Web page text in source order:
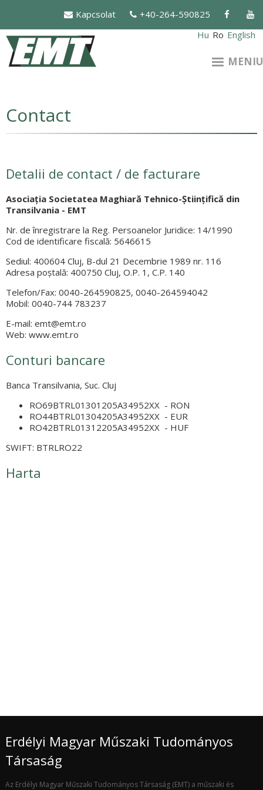
conţinutul
principal
Kapcsolat
+40-264-590825
Hu Ro English
MENIU
Contact
Detalii de contact / de facturare
Asociaţia Societatea Maghiară Tehnico-Ştiinţifică din
Transilvania - EMT
Nr. de înregistrare la Reg. Persoanelor Juridice: 14/1990
Cod de identificare fiscală: 5646615
Sediul: 400604 Cluj, B-dul 21 Decembrie 1989 nr. 116
Adresa poştală: 400750 Cluj, O.P. 1, C.P. 140
Telefon/Fax: 0040-264590825, 0040-264594042
Mobil: 0040-744 783237
E-mail: emt@emt.ro
Web: www.emt.ro
Conturi bancare
Banca Transilvania, Suc. Cluj
RO69BTRL01301205A34952XX - RON
RO44BTRL01304205A34952XX - EUR
RO42BTRL01312205A34952XX - HUF
SWIFT: BTRLRO22
Harta
Erdélyi Magyar Műszaki Tudományos
Társaság
Az Erdélyi Magyar Műszaki Tudományos Társaság (EMT) a műszaki és